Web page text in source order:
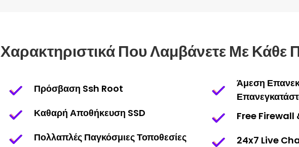
Χαρακτηριστικά Που Λαμβάνετε Με Κάθε
Πρόσβαση Ssh Root
Καθαρή Αποθήκευση SSD
Πολλαπλές Παγκόσμιες Τοποθεσίες
Άμεση
Free Firewall
24x7 Live